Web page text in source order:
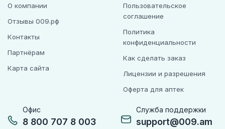
Офис
8 800 707 8 003
Служба поддержки
support@009.am
О компании
Отзывы 009.рф
Контакты
Партнёрам
Карта сайта
Пользовательское
соглашение
Политика
конфиденциальности
Как сделать заказ
Лицензии и разрешения
Оферта для аптек